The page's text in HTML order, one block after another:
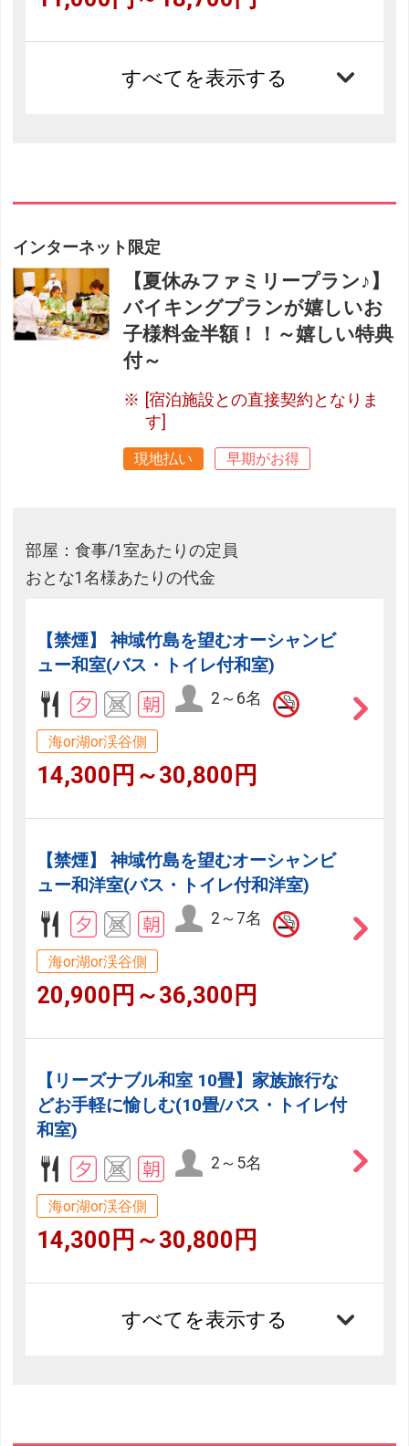
すべてを表示する
インターネット限定
【夏休みファミリープラン♪】
バイキングプランが嬉しいお
子様料金半額！！～嬉しい特典
付～
[宿泊施設との直接契約となりま
す]
現地払い 早期がお得
部屋：食事/1室あたりの定員
おとな1名様あたりの代金
【禁煙】 神域竹島を望むオーシャンビ
ュー和室(バス・トイレ付和室)
2～6名
海or湖or渓谷側
14,300円～30,800円
【禁煙】 神域竹島を望むオーシャンビ
ュー和洋室(バス・トイレ付和洋室)
2～7名
海or湖or渓谷側
20,900円～36,300円
【リーズナブル和室 10畳】家族旅行な
どお手軽に愉しむ(10畳/バス・トイレ付
和室)
2～5名
海or湖or渓谷側
14,300円～30,800円
すべてを表示する